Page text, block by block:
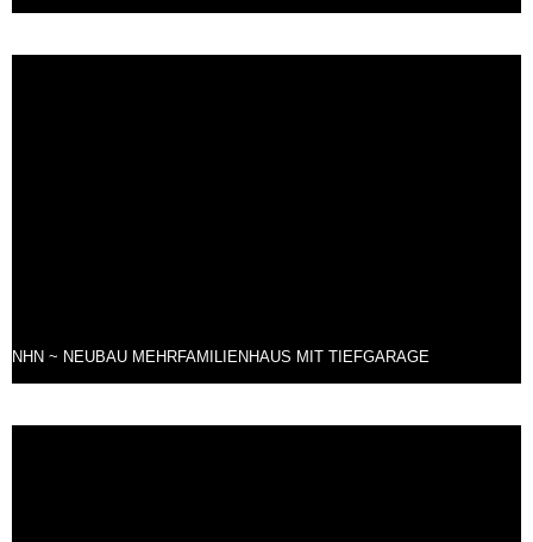
NHN ~ NEUBAU MEHRFAMILIENHAUS MIT TIEFGARAGE